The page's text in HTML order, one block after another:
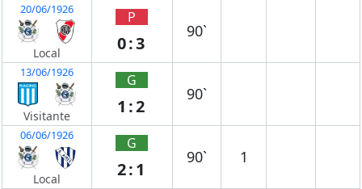
20/06/1926
Local
P
0:3
90`
13/06/1926
Visitante
G
1:2
90`
06/06/1926
Local
G
2:1
90` 1